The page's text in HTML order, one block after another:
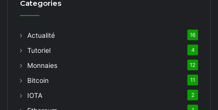
Categories
Actualité 16
Tutoriel 4
Monnaies 12
Bitcoin 11
IOTA 2